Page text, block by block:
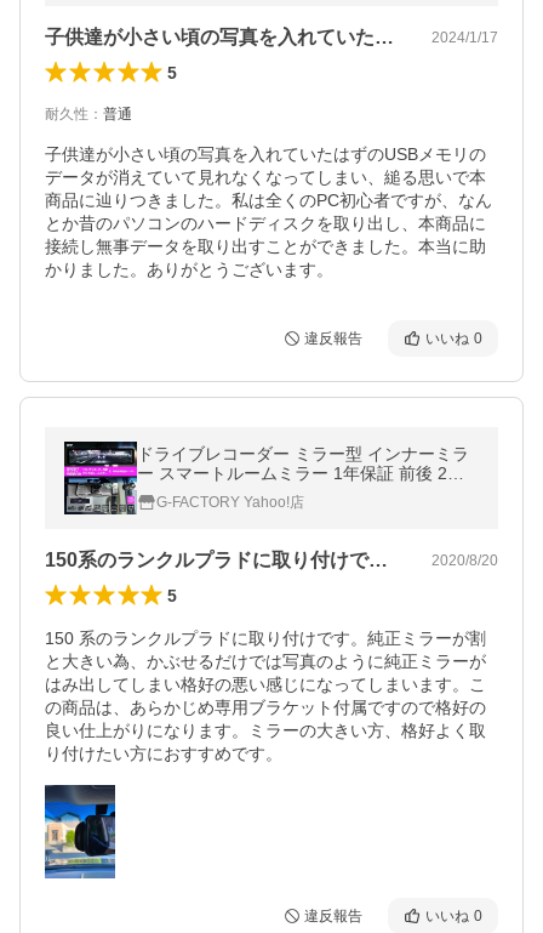
子供達が小さい頃の写真を入れていたはず… 2024/1/17
5
耐久性 ： 普通
子供達が小さい頃の写真を入れていたはずのUSBメモリの
データが消えていて見れなくなってしまい、縋る思いで本
商品に辿りつきました。私は全くのPC初心者ですが、なん
とか昔のパソコンのハードディスクを取り出し、本商品に
接続し無事データを取り出すことができました。本当に助
かりました。ありがとうございます。
違反報告 いいね 0
ドライブレコーダー ミラー型 インナーミラ
ー スマートルームミラー 1年保証 前後 2カ
メラ ドラレコ ノイズ対策済 フルHD【SH2
+常時ケーブル】
G-FACTORY Yahoo!店
150系のランクルプラドに取り付けです… 2020/8/20
5
150 系のランクルプラドに取り付けです。純正ミラーが割
と大きい為、かぶせるだけでは写真のように純正ミラーが
はみ出してしまい格好の悪い感じになってしまいます。こ
の商品は、あらかじめ専用ブラケット付属ですので格好の
良い仕上がりになります。ミラーの大きい方、格好よく取
り付けたい方におすすめです。
違反報告 いいね 0